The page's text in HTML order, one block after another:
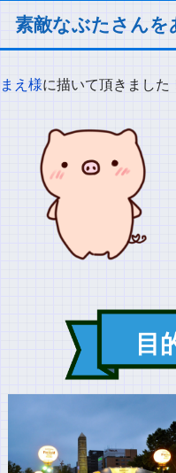
素敵なぶたさんを
まえ様に描いて頂きました
目